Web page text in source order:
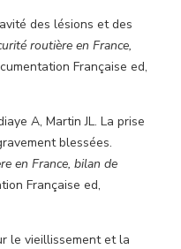
des lésions et des
routière en France,
Française ed,
A, Martin JL. La prise
blessées.
en France, bilan de
Française ed,
le vieillissement et la